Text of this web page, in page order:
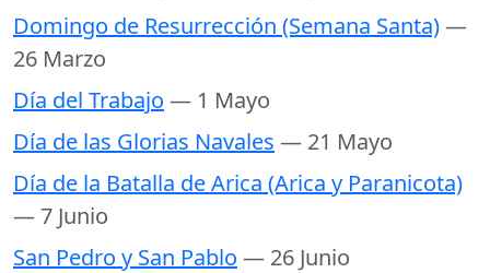
Domingo de Resurrección (Semana Santa)—
26 Marzo
Día del Trabajo — 1 Mayo
Día de las Glorias Navales — 21 Mayo
Día de la Batalla de Arica (Arica y Paranicota)
— 7 Junio
San Pedro y San Pablo — 26 Junio